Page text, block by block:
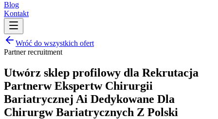
Blog
Kontakt
Wróć do wszystkich ofert
Partner recruitment
Utwórz sklep profilowy dla Rekrutacja
Partnerw Ekspertw Chirurgii
Bariatrycznej Ai Dedykowane Dla
Chirurgw Bariatrycznych Z Polski